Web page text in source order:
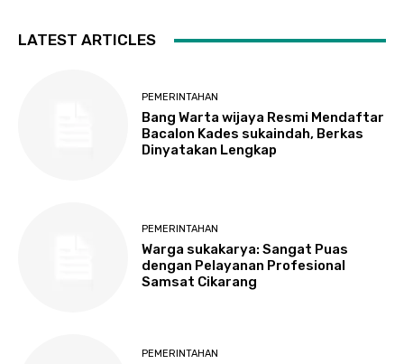
LATEST ARTICLES
PEMERINTAHAN
Bang Warta wijaya Resmi Mendaftar
Bacalon Kades sukaindah, Berkas
Dinyatakan Lengkap
PEMERINTAHAN
Warga sukakarya: Sangat Puas
dengan Pelayanan Profesional
Samsat Cikarang
PEMERINTAHAN